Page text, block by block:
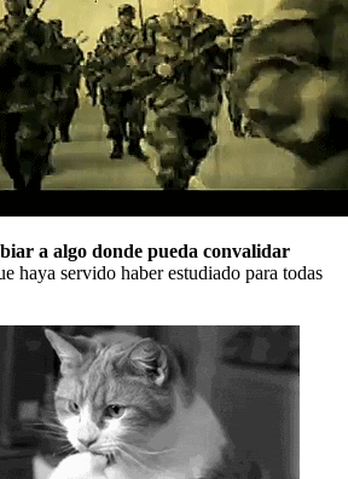
a algo donde pueda convalidar
haya servido haber estudiado para todas